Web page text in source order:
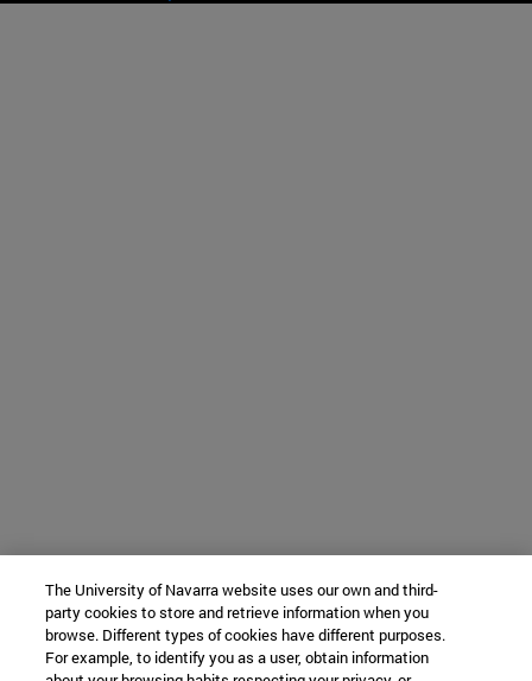
The University of Navarra website uses our own and third-
party cookies to store and retrieve information when you
browse. Different types of cookies have different purposes.
For example, to identify you as a user, obtain information